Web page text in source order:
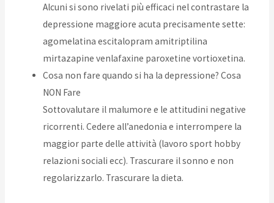
Alcuni si sono rivelati più efficaci nel contrastare la
depressione maggiore acuta precisamente sette:
agomelatina escitalopram amitriptilina
mirtazapine venlafaxine paroxetine vortioxetina.
Cosa non fare quando si ha la depressione? Cosa
NON Fare
Sottovalutare il malumore e le attitudini negative
ricorrenti. Cedere all’anedonia e interrompere la
maggior parte delle attività (lavoro sport hobby
relazioni sociali ecc). Trascurare il sonno e non
regolarizzarlo. Trascurare la dieta.